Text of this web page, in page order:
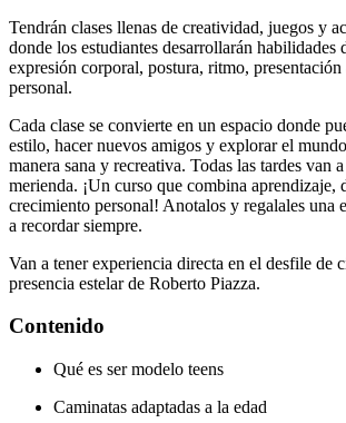
Tendrán clases llenas de creatividad, juegos y
donde los estudiantes desarrollarán habilidades
expresión corporal, postura, ritmo,
personal.
Cada clase se convierte en un espacio donde
estilo, hacer nuevos amigos y explorar el
manera sana y recreativa. Todas las tardes van
merienda. ¡Un curso que combina aprendizaje,
crecimiento personal! Anotalos y regalales una
a recordar siempre.
Van a tener experiencia directa en el desfile de
presencia estelar de Roberto Piazza.
Contenido
Qué es ser modelo teens
Caminatas adaptadas a la edad